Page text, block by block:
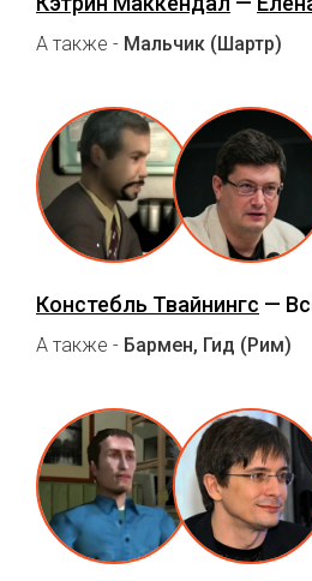
А также - Мальчик (Шартр)
Констебль Твайнингс —
А также - Бармен, Гид (Рим)